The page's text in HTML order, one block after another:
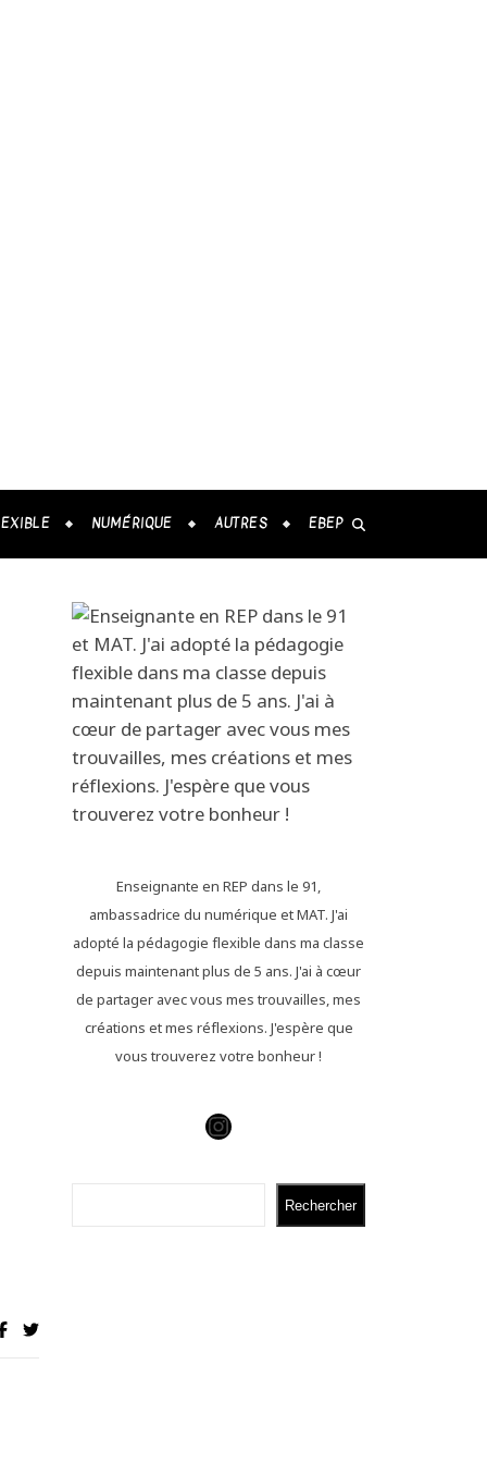
NUMÉRIQUE AUTRES EBEP
Enseignante en REP dans le 91,
ambassadrice du numérique et MAT. J'ai
adopté la pédagogie flexible dans ma classe
depuis maintenant plus de 5 ans. J'ai à cœur
de partager avec vous mes trouvailles, mes
créations et mes réflexions. J'espère que
vous trouverez votre bonheur !
Instagram
Rechercher